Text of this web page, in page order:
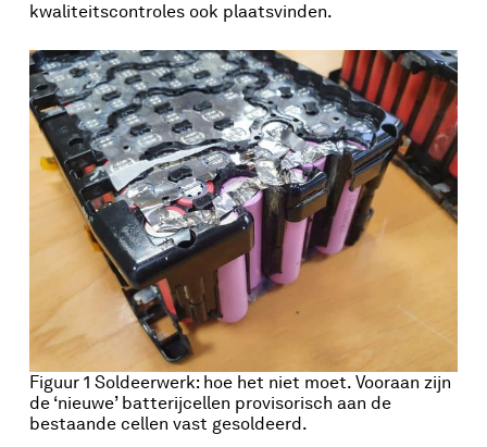
kwaliteitscontroles ook plaatsvinden.
Figuur 1 Soldeerwerk: hoe het niet moet. Vooraan zijn
de ‘nieuwe’ batterijcellen provisorisch aan de
bestaande cellen vast gesoldeerd.